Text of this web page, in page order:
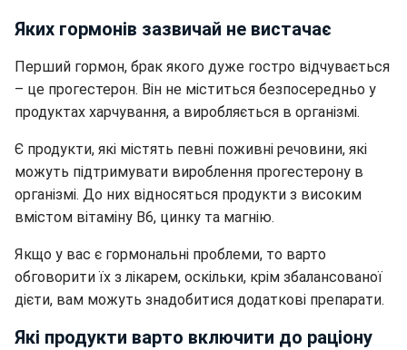
Яких гормонів зазвичай не вистачає
Перший гормон, брак якого дуже гостро відчувається
– це прогестерон. Він не міститься безпосередньо у
продуктах харчування, а виробляється в організмі.
Є продукти, які містять певні поживні речовини, які
можуть підтримувати вироблення прогестерону в
організмі. До них відносяться продукти з високим
вмістом вітаміну В6, цинку та магнію.
Якщо у вас є гормональні проблеми, то варто
обговорити їх з лікарем, оскільки, крім збалансованої
дієти, вам можуть знадобитися додаткові препарати.
Які продукти варто включити до раціону